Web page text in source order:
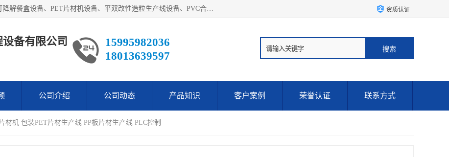
艾斯曼(张家港)技术工程设备有限公司主营业务：一次性可降解餐盒设备、PET片材机设备、平双改性造粒生产线设备、PVC合成树脂瓦设备、PP中空建筑模板设备、PVC管材设备等。成立至今，在国内我们的产品已经销售到全国所有省份，拥有多家客户，在国外产品出口到五十多个国家和地区。 资质认证
备有限公司
15995982036
18013639597
公司介绍 公司动态 产品知识 客户案例 荣誉认证 联系方式
材机 包装PET片材生产线 PP板片材生产线 PLC控制